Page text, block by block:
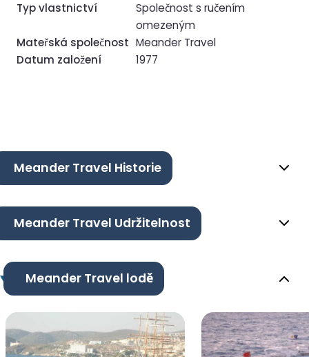
Typ vlastnictví
Společnost s ručením
omezeným
Mateřská společnost Meander Travel
Datum založení
1977
Meander Travel Historie
Meander Travel Udržitelnost
Meander Travel lodě